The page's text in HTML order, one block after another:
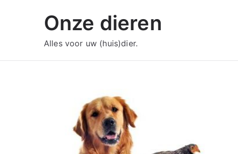
Onze dieren
Alles voor uw (huis)dier.